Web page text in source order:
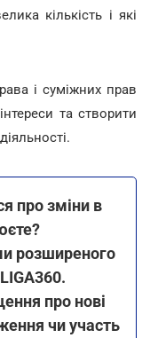
кількість і які
і суміжних прав
та створити
про зміни в
розширеного
про нові
чи участь